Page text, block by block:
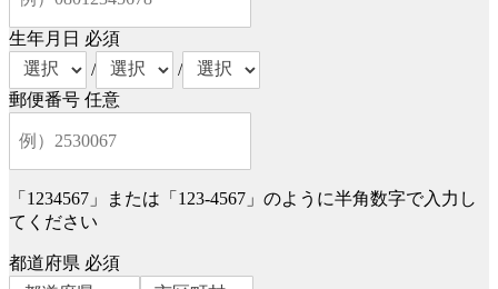
生年月日 必須
/
/
郵便番号 任意
「1234567」または「123-4567」のように半角数字で入力し
てください
都道府県 必須